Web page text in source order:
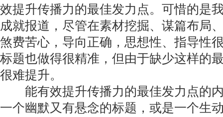
效提升传播力的最佳发力点。可惜的是
成就报道，尽管在素材挖掘、谋篇布局
煞费苦心，导向正确，思想性、指导性
标题也做得很精准，但由于缺少这样的
很难提升。
能有效提升传播力的最佳发力点的内
一个幽默又有悬念的标题，或是一个生